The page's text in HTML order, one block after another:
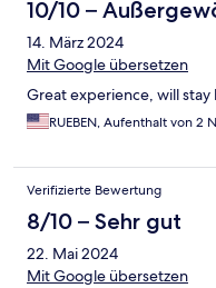
10/10 –
14. März 2024
Mit Google übersetzen
Great experience, will stay
RUEBEN, Aufenthalt von 2
Verifizierte Bewertung
8/10 – Sehr gut
22. Mai 2024
Mit Google übersetzen